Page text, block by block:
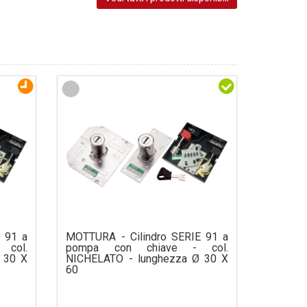
91 a
col.
30 X
MOTTURA - Cilindro SERIE 91 a
pompa con chiave - col.
NICHELATO - lunghezza Ø 30 X
60